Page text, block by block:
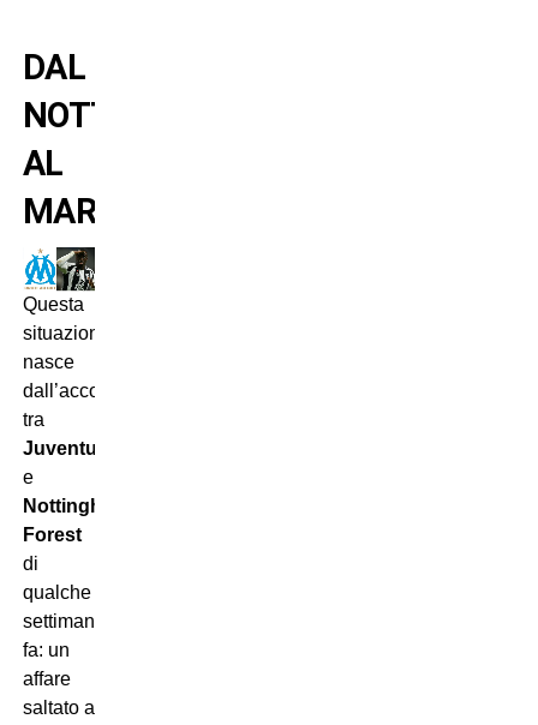
DAL
NOTTINGHAM
AL
MARSIGLIA
Questa
situazione
nasce
dall’accordo
tra
Juventus
e
Nottingham
Forest
di
qualche
settimana
fa: un
affare
saltato a